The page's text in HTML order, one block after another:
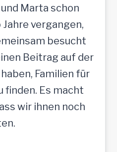
Marta schon
vergangen,
besucht
Beitrag auf der
Familien für
finden. Es macht
wir ihnen noch